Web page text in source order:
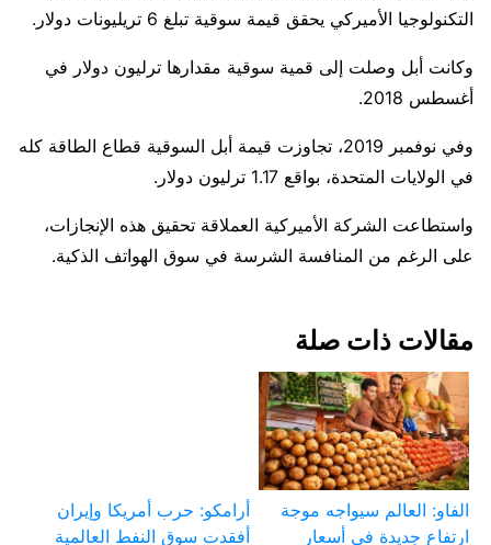
التكنولوجيا الأميركي يحقق قيمة سوقية تبلغ 6 تريليونات دولار.
وكانت أبل وصلت إلى قمية سوقية مقدارها ترليون دولار في
أغسطس 2018.
وفي نوفمبر 2019، تجاوزت قيمة أبل السوقية قطاع الطاقة كله
في الولايات المتحدة، بواقع 1.17 ترليون دولار.
واستطاعت الشركة الأميركية العملاقة تحقيق هذه الإنجازات،
على الرغم من المنافسة الشرسة في سوق الهواتف الذكية.
مقالات ذات صلة
الفاو: العالم سيواجه موجة
ارتفاع جديدة في أسعار
أرامكو: حرب أمريكا وإيران
أفقدت سوق النفط العالمية